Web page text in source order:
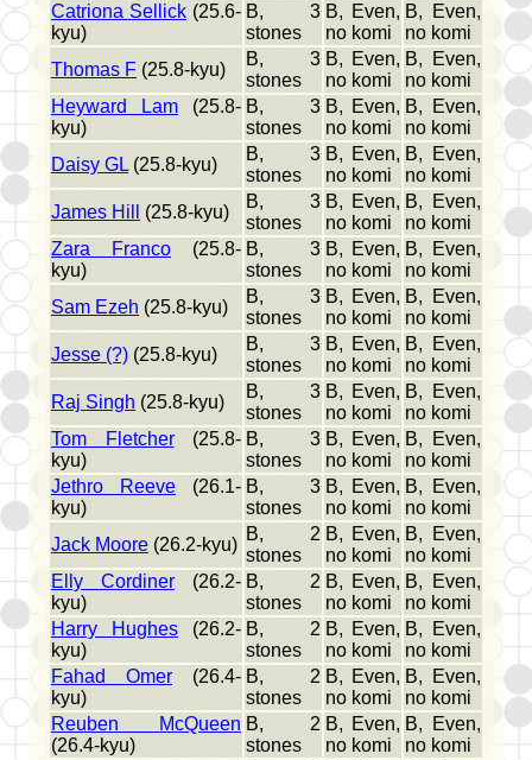
Catriona Sellick (25.6-
kyu)
B, 3
stones
B, Even,
no komi
B, Even,
no komi
Thomas F (25.8-kyu)
B, 3
stones
B, Even,
no komi
B, Even,
no komi
Heyward Lam (25.8-
kyu)
B, 3
stones
B, Even,
no komi
B, Even,
no komi
Daisy GL(25.8-kyu)
B, 3
stones
B, Even,
no komi
B, Even,
no komi
James Hill
(25.8-kyu)
B, 3
stones
B, Even,
no komi
B, Even,
no komi
Zara Franco (25.8-
kyu)
B, 3
stones
B, Even,
no komi
B, Even,
no komi
Sam Ezeh (25.8-kyu)
B, 3
stones
B, Even,
no komi
B, Even,
no komi
Jesse (?) (25.8-kyu)
B, 3
stones
B, Even,
no komi
B, Even,
no komi
Raj Singh (25.8-kyu)
B, 3
stones
B, Even,
no komi
B, Even,
no komi
Tom Fletcher(25.8-
kyu)
B, 3
stones
B, Even,
no komi
B, Even,
no komi
Jethro Reeve (26.1-
kyu)
B, 3
stones
B, Even,
no komi
B, Even,
no komi
Jack Moore (26.2-kyu)
B, 2
stones
B, Even,
no komi
B, Even,
no komi
Elly Cordiner (26.2-
kyu)
B, 2
stones
B, Even,
no komi
B, Even,
no komi
Harry Hughes (26.2-
kyu)
B, 2
stones
B, Even,
no komi
B, Even,
no komi
Fahad Omer (26.4-
kyu)
B, 2
stones
B, Even,
no komi
B, Even,
no komi
Reuben McQueen
(26.4-kyu)
B, 2
stones
B, Even,
no komi
B, Even,
no komi